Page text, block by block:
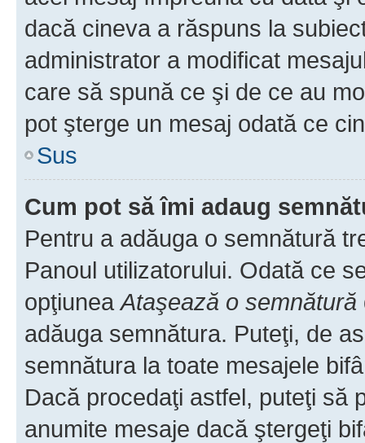
dacă cineva a răspuns la
administrator a modificat
care să spună ce şi de ce au
pot şterge un mesaj odată ce
Sus
Cum pot să îmi adaug
Pentru a adăuga o semnătură
Panoul utilizatorului. Odată ce
opţiuneaAtaşează o semnătură
adăuga semnătura. Puteţi, de
semnătura la toate mesajele
Dacă procedaţi astfel, puteţi să
anumite mesaje dacă ştergeţi